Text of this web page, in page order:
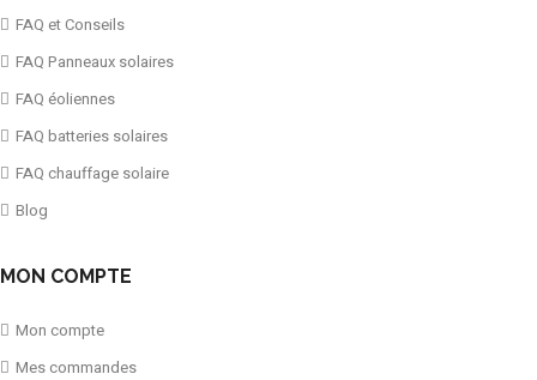
FAQ et Conseils
FAQ Panneaux solaires
FAQ éoliennes
FAQ batteries solaires
FAQ chauffage solaire
Blog
MON COMPTE
Mon compte
Mes commandes